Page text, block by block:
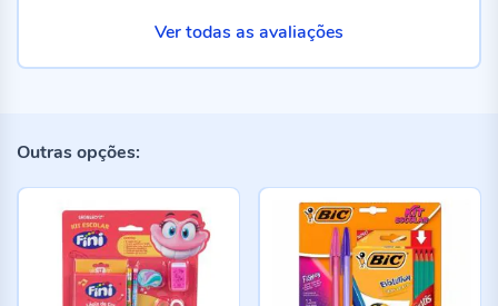
Ver todas as avaliações
Outras opções: